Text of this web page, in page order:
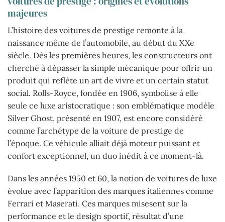
majeures
L’histoire des voitures de prestige remonte à la
naissance même de l’automobile, au début du XXe
siècle. Dès les premières heures, les constructeurs ont
cherché à dépasser la simple mécanique pour offrir un
produit qui reflète un art de vivre et un certain statut
social. Rolls-Royce, fondée en 1906, symbolise à elle
seule ce luxe aristocratique : son emblématique modèle
Silver Ghost, présenté en 1907, est encore considéré
comme l’archétype de la voiture de prestige de
l’époque. Ce véhicule alliait déjà moteur puissant et
confort exceptionnel, un duo inédit à ce moment-là.
Dans les années 1950 et 60, la notion de voitures de luxe
évolue avec l’apparition des marques italiennes comme
Ferrari et Maserati. Ces marques misesent sur la
performance et le design sportif, résultat d’une